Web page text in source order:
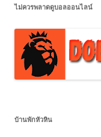
ไม่ควรพลาดดูบอลออนไลน์
บ้านพักหัวหิน